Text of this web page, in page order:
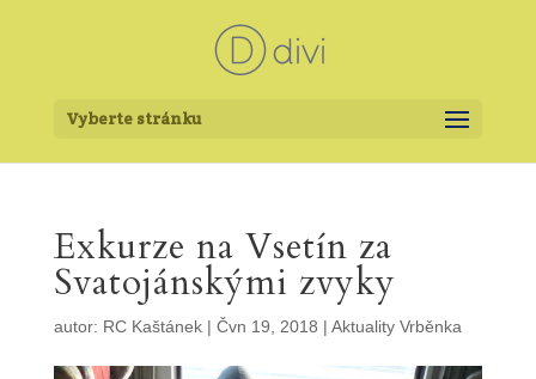
Vyberte stránku
Exkurze na Vsetín za
Svatojánskými zvyky
autor: RC Kaštánek| Čvn 19, 2018 | Aktuality Vrběnka